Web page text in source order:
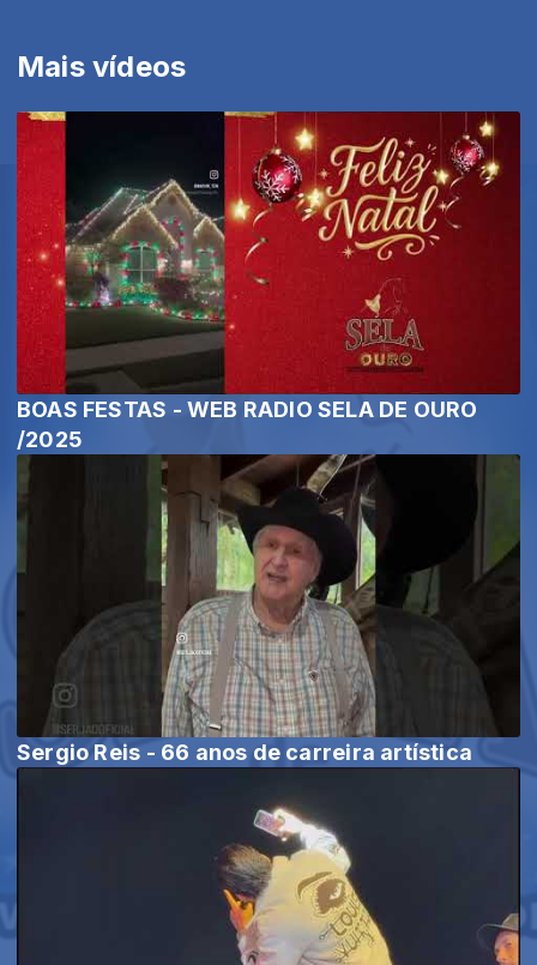
Mais vídeos
BOAS FESTAS - WEB RADIO SELA DE OURO
/2025
Sergio Reis - 66 anos de carreira artística